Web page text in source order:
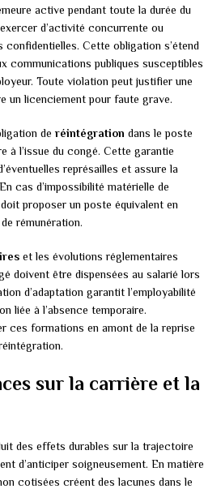
active pendant toute la durée du
d’activité concurrente ou
confidentielles. Cette obligation s’étend
communications publiques susceptibles
Toute violation peut justifier une
un licenciement pour faute grave.
de réintégration dans le poste
à l’issue du congé. Cette garantie
représailles et assure la
cas d’impossibilité matérielle de
proposer un poste équivalent en
rémunération.
et les évolutions réglementaires
doivent être dispensées au salarié lors
d’adaptation garantit l’employabilité
liée à l’absence temporaire.
ces formations en amont de la reprise
sur la carrière et la
des effets durables sur la trajectoire
d’anticiper soigneusement. En matière
cotisées créent des lacunes dans le